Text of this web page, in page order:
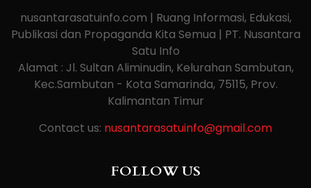
nusantarasatuinfo.com | Ruang Informasi, Edukasi,
Publikasi dan Propaganda Kita Semua | PT. Nusantara
Satu Info
Alamat : Jl. Sultan Aliminudin, Kelurahan Sambutan,
Kec.Sambutan - Kota Samarinda, 75115, Prov.
Kalimantan Timur
Contact us: nusantarasatuinfo@gmail.com
FOLLOW US